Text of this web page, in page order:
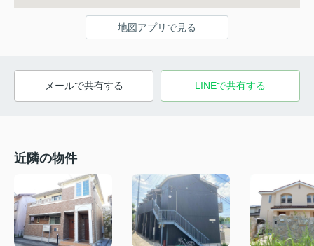
地図アプリで見る
メールで共有する LINEで共有する
近隣の物件